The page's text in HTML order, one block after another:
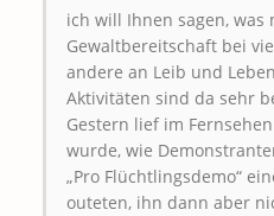
ich will Ihnen sagen, was
Gewaltbereitschaft bei
andere an Leib und
Aktivitäten sind da sehr
Gestern lief im
wurde, wie
„Pro Flüchtlingsdemo“
outeten, ihn dann aber